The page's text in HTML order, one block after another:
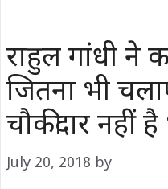
राहुल गांधी ने
जितना भी
चौकीदार नहीं
July 20, 2018 by